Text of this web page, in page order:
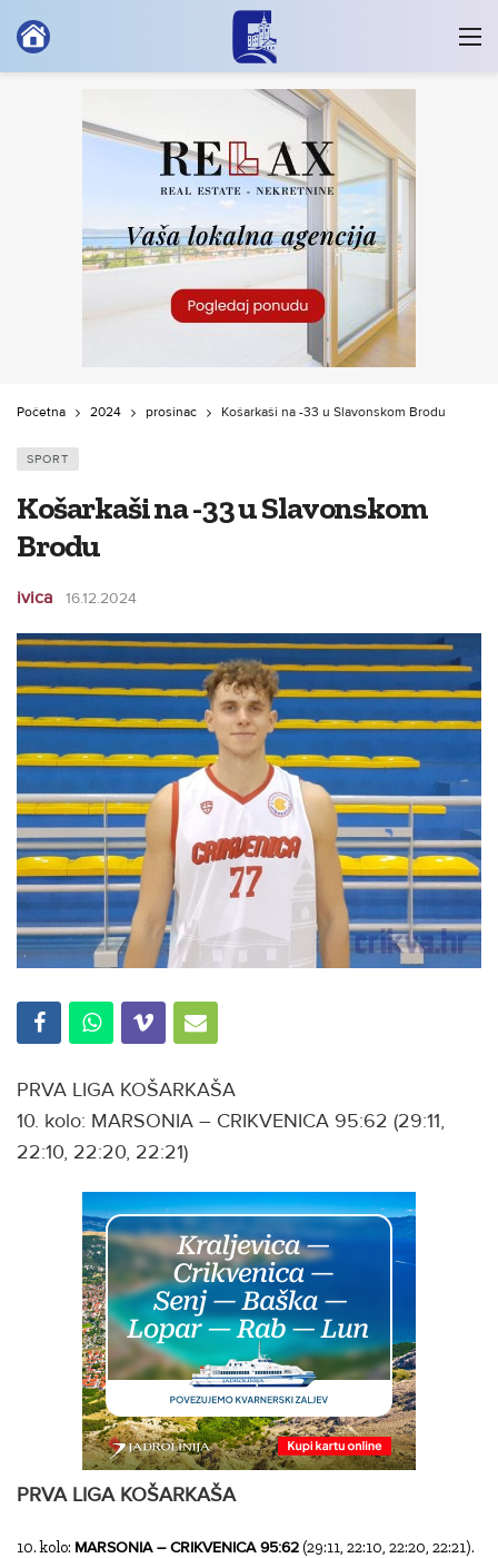
Početna 2024 prosinac Košarkaši na -33 u Slavonskom Brodu
SPORT
Košarkaši na -33 u Slavonskom
Brodu
ivica 16.12.2024
PRVA LIGA KOŠARKAŠA
10. kolo: MARSONIA – CRIKVENICA 95:62 (29:11,
22:10, 22:20, 22:21)
PRVA LIGA KOŠARKAŠA
10. kolo: MARSONIA – CRIKVENICA 95:62 (29:11, 22:10, 22:20, 22:21).